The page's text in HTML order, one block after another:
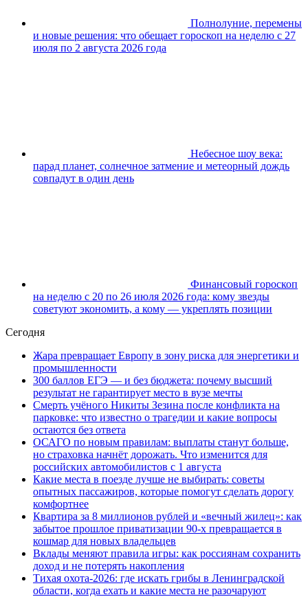
Полнолуние, перемены
и новые решения: что обещает гороскоп на неделю с 27
июля по 2 августа 2026 года
Небесное шоу века:
парад планет, солнечное затмение и метеорный дождь
совпадут в один день
Финансовый гороскоп
на неделю с 20 по 26 июля 2026 года: кому звезды
советуют экономить, а кому — укреплять позиции
Сегодня
Жара превращает Европу в зону риска для энергетики и
промышленности
300 баллов ЕГЭ — и без бюджета: почему высший
результат не гарантирует место в вузе мечты
Смерть учёного Никиты Зезина после конфликта на
парковке: что известно о трагедии и какие вопросы
остаются без ответа
ОСАГО по новым правилам: выплаты станут больше,
но страховка начнёт дорожать. Что изменится для
российских автомобилистов с 1 августа
Какие места в поезде лучше не выбирать: советы
опытных пассажиров, которые помогут сделать дорогу
комфортнее
Квартира за 8 миллионов рублей и «вечный жилец»: как
забытое прошлое приватизации 90-х превращается в
кошмар для новых владельцев
Вклады меняют правила игры: как россиянам сохранить
доход и не потерять накопления
Тихая охота-2026: где искать грибы в Ленинградской
области, когда ехать и какие места не разочаруют